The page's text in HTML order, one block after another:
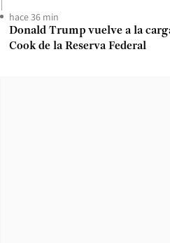
hace 36 min
Donald Trump vuelve a la
Cook de la Reserva Federal